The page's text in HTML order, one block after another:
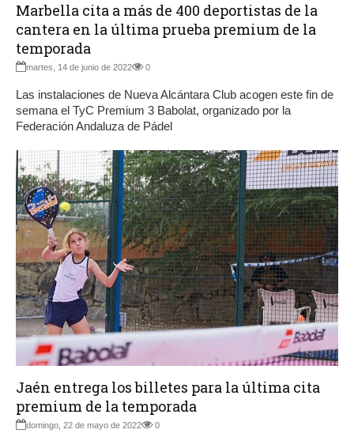
Marbella cita a más de 400 deportistas de la
cantera en la última prueba premium de la
temporada
martes, 14 de junio de 2022 0
Las instalaciones de Nueva Alcántara Club acogen este fin de
semana el TyC Premium 3 Babolat, organizado por la
Federación Andaluza de Pádel
Jaén entrega los billetes para la última cita
premium de la temporada
domingo, 22 de mayo de 2022 0